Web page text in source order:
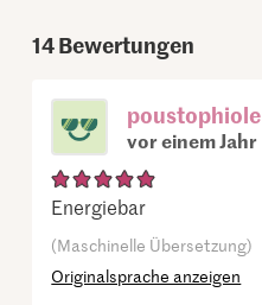
14Bewertungen
poustophiole
vor einem Jahr
Energiebar
(Maschinelle Übersetzung)
Originalsprache anzeigen